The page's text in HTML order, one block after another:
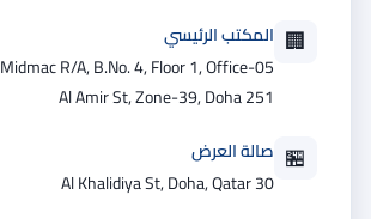
🏢 المكتب الرئيسي
Midmac R/A, B.No. 4, Floor 1, Office-05
251 Al Amir St, Zone-39, Doha
🏪 صالة العرض
30 Al Khalidiya St, Doha, Qatar